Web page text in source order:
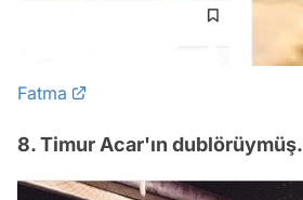
Fatma
8. Timur Acar'ın dublörüymüş.